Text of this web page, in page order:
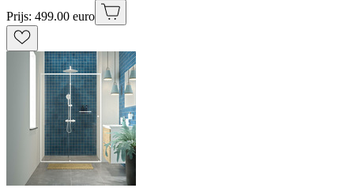
Prijs: 499.00 euro